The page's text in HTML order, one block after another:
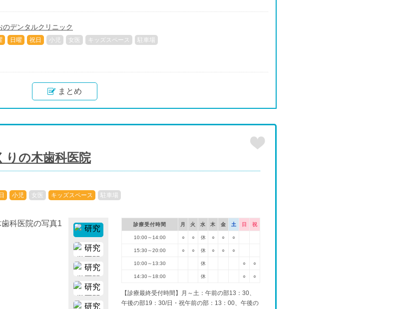
のデンタルクリニック
日曜 祝日 小児 女医 キッズスペース 駐車場
まとめ
りの木歯科医院
小児 女医 キッズスペース 駐車場
診療受付時間 月 火 水 木 金 土 日 祝
10:00～14:00 ○ ○ 休 ○ ○ ○
15:30～20:00 ○ ○ 休 ○ ○ ○
10:00～13:30 休 ○ ○
14:30～18:00 休 ○ ○
【診療最終受付時間】月～土：午前の部13：30、
午後の部19：30/日・祝午前の部：13：00、午後の